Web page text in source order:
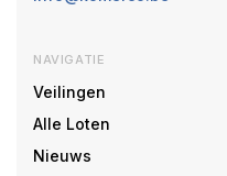
NAVIGATIE
Veilingen
Alle Loten
Nieuws